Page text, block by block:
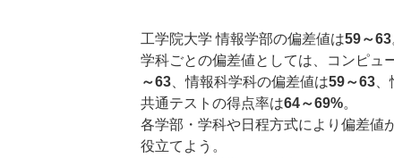
工学院大学 情報学部の偏差値は59～63
学科ごとの偏差値としては、コンピュ
～63 、情報科学科の偏差値は59～63
共通テストの得点率は64～69%。
各学部・学科や日程方式により偏差値
役立てよう。